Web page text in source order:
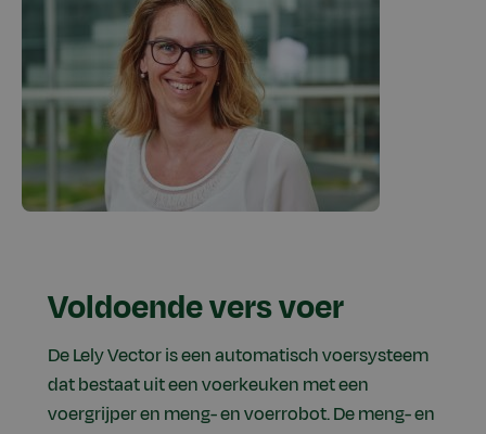
Voldoende vers voer
De Lely Vector is een automatisch voersysteem
dat bestaat uit een voerkeuken met een
voergrijper en meng- en voerrobot. De meng- en